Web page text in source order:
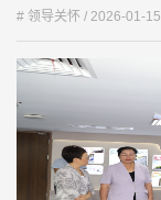
# 领导关怀 / 2026-01-15